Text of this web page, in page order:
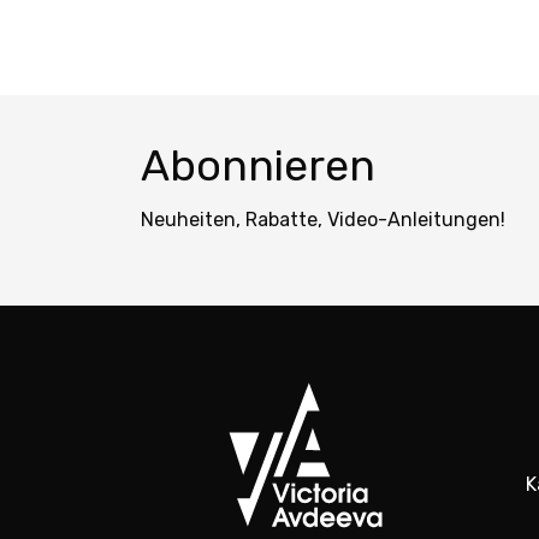
Abonnieren
Neuheiten, Rabatte, Video-Anleitungen!